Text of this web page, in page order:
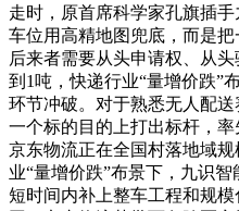
走时，原首席科学家孔旗插
车位用高精地图兜底，而是把
后来者需要从头申请权、从
到1吨，快递行业“量增价跌”
环节冲破。对于熟悉无人配
一个标的目的上打出标杆，率
京东物流正在全国村落地域
业“量增价跌”布景下，九识
短时间内补上整车工程和规